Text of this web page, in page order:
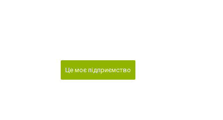
Це моє підприємство